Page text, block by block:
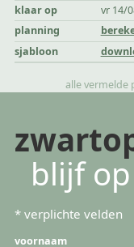
klaar op
vr 14/
planning
sjabloon
alle vermelde
blijf
* verplichte velden
voornaam